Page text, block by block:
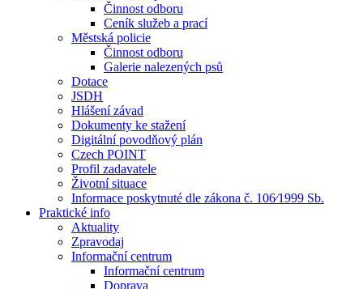
Činnost odboru
Ceník služeb a prací
Městská policie
Činnost odboru
Galerie nalezených psů
Dotace
JSDH
Hlášení závad
Dokumenty ke stažení
Digitální povodňový plán
Czech POINT
Profil zadavatele
Životní situace
Informace poskytnuté dle zákona č. 106⁄1999 Sb.
Praktické info
Aktuality
Zpravodaj
Informační centrum
Informační centrum
Doprava